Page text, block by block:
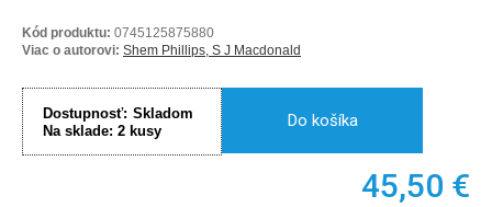
Kód produktu: 0745125875880
Viac o autorovi: Shem Phillips, S J Macdonald
Dostupnosť: Skladom
Na sklade: 2 kusy
Do košíka
45,50 €